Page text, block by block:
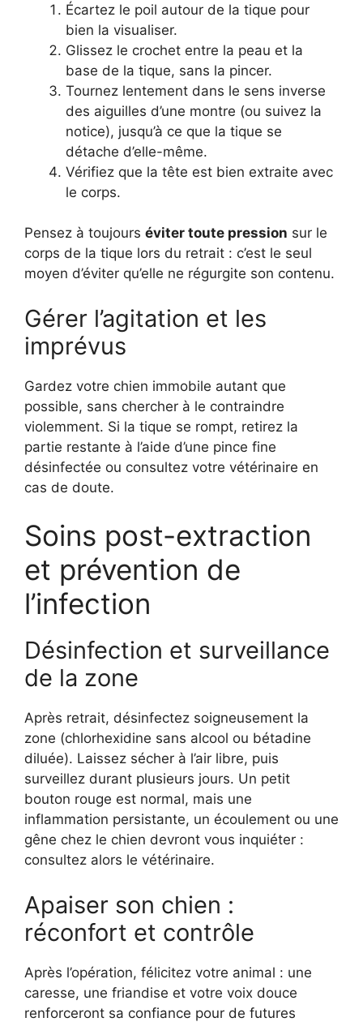
Écartez le poil autour de la tique pour
bien la visualiser.
Glissez le crochet entre la peau et la
base de la tique, sans la pincer.
Tournez lentement dans le sens inverse
des aiguilles d’une montre (ou suivez la
notice), jusqu’à ce que la tique se
détache d’elle-même.
Vérifiez que la tête est bien extraite avec
le corps.
Pensez à toujours éviter toute pression sur le
corps de la tique lors du retrait : c’est le seul
moyen d’éviter qu’elle ne régurgite son contenu.
Gérer l’agitation et les
imprévus
Gardez votre chien immobile autant que
possible, sans chercher à le contraindre
violemment. Si la tique se rompt, retirez la
partie restante à l’aide d’une pince fine
désinfectée ou consultez votre vétérinaire en
cas de doute.
Soins post-extraction
et prévention de
l’infection
Désinfection et surveillance
de la zone
Après retrait, désinfectez soigneusement la
zone (chlorhexidine sans alcool ou bétadine
diluée). Laissez sécher à l’air libre, puis
surveillez durant plusieurs jours. Un petit
bouton rouge est normal, mais une
inflammation persistante, un écoulement ou une
gêne chez le chien devront vous inquiéter :
consultez alors le vétérinaire.
Apaiser son chien :
réconfort et contrôle
Après l’opération, félicitez votre animal : une
caresse, une friandise et votre voix douce
renforceront sa confiance pour de futures